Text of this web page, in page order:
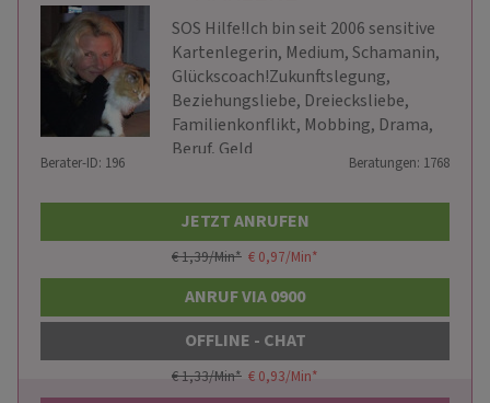
SOS Hilfe!Ich bin seit 2006 sensitive
Kartenlegerin, Medium, Schamanin,
Glückscoach!Zukunftslegung,
Beziehungsliebe, Dreiecksliebe,
Familienkonflikt, Mobbing, Drama,
Beruf, Geld
Berater-ID: 196 Beratungen: 1768
JETZT ANRUFEN
€ 1,39/Min* € 0,97/Min*
ANRUF VIA 0900
OFFLINE - CHAT
€ 1,33/Min* € 0,93/Min*